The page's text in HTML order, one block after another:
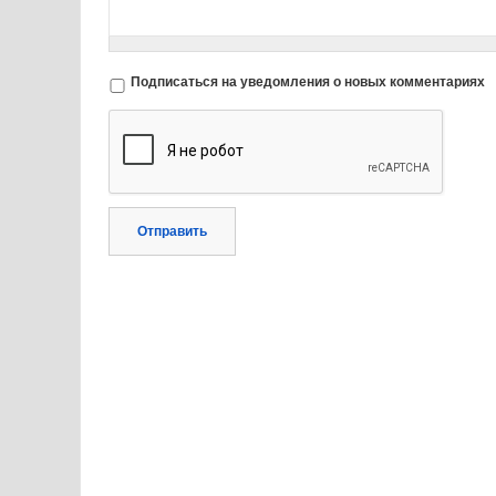
Подписаться на уведомления о новых комментариях
Отправить